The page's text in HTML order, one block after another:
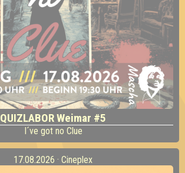
QUIZLABOR Weimar #5
I´ve got no Clue
17.08.2026 · Cineplex